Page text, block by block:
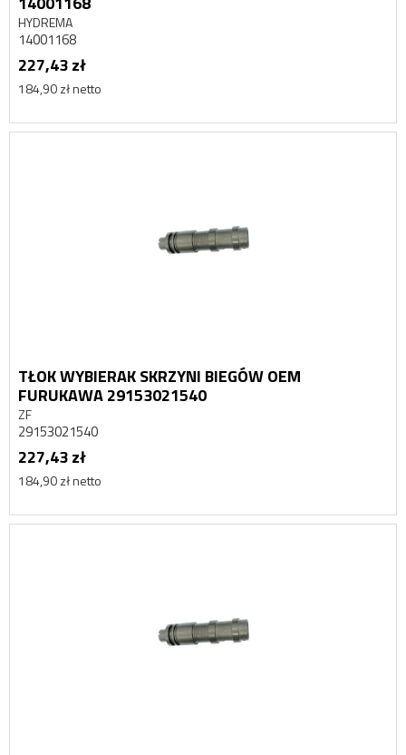
HYDREMA
14001168
227,43 zł
184,90 zł netto
TŁOK WYBIERAK SKRZYNI BIEGÓW OEM
FURUKAWA 29153021540
ZF
29153021540
227,43 zł
184,90 zł netto